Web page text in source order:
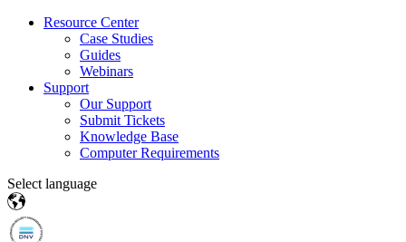
Resource Center
Case Studies
Guides
Webinars
Support
Our Support
Submit Tickets
Knowledge Base
Computer Requirements
Select language